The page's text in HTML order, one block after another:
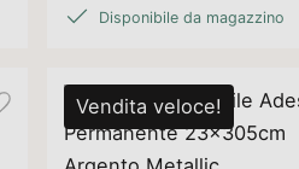
Disponibile da magazzino
Vendita veloce!